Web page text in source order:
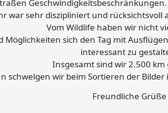
war sehr diszipliniert und
Vom Wildlife haben wir nicht
Möglichkeiten sich den Tag mit
interessant zu
Insgesamt sind wir 2.500
schwelgen wir beim Sortieren der
Freundliche Grüße